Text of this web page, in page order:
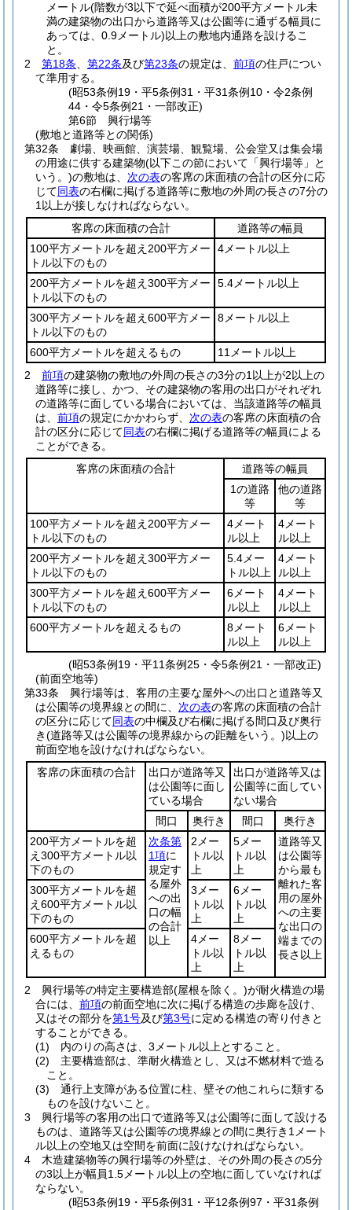
メートル(階数が3以下で延べ面積が200平方メートル未
満の建築物の出口から道路等又は公園等に通ずる幅員に
あっては、0.9メートル)以上の敷地内通路を設けるこ
と。
2
第18条 第22条及び第23条の規定は、 前項の住戸につい
て準用する。
(昭53条例19・平5条例31・平31条例10・令2条例
44・令5条例21・一部改正)
第6節
興行場等
(敷地と道路等との関係)
第32条
劇場、映画館、演芸場、観覧場、公会堂又は集会場
の用途に供する建築物(以下この節において「興行場等」と
いう。)の敷地は、 次の表の客席の床面積の合計の区分に応
じて同表の右欄に掲げる道路等に敷地の外周の長さの7分の
1以上が接しなければならない。
客席の床面積の合計
道路等の幅員
100平方メートルを超え200平方メー
トル以下のもの
4メートル以上
200平方メートルを超え300平方メー
トル以下のもの
5.4メートル以上
300平方メートルを超え600平方メー
トル以下のもの
8メートル以上
600平方メートルを超えるもの
11メートル以上
2
前項の建築物の敷地の外周の長さの3分の1以上が2以上の
道路等に接し、かつ、その建築物の客用の出口がそれぞれ
の道路等に面している場合においては、当該道路等の幅員
は、 前項の規定にかかわらず、 次の表の客席の床面積の合
計の区分に応じて同表の右欄に掲げる道路等の幅員による
ことができる。
客席の床面積の合計
道路等の幅員
1の道路
等
他の道路
等
100平方メートルを超え200平方メー
トル以下のもの
4メート
ル以上
4メート
ル以上
200平方メートルを超え300平方メー
トル以下のもの
5.4メー
トル以上
4メート
ル以上
300平方メートルを超え600平方メー
トル以下のもの
6メート
ル以上
4メート
ル以上
600平方メートルを超えるもの
8メート
ル以上
6メート
ル以上
(昭53条例19・平11条例25・令5条例21・一部改正)
(前面空地等)
第33条
興行場等は、客用の主要な屋外への出口と道路等又
は公園等の境界線との間に、 次の表の客席の床面積の合計
の区分に応じて同表の中欄及び右欄に掲げる間口及び奥行
き(道路等又は公園等の境界線からの距離をいう。)以上の
前面空地を設けなければならない。
客席の床面積の合計
出口が道路等又
は公園等に面し
ている場合
出口が道路等又は
公園等に面してい
ない場合
間口
奥行き 間口
奥行き
200平方メートルを超
え300平方メートル以
下のもの
次条第
1項に
規定す
る屋外
への出
口の幅
の合計
以上
2メー
トル以
上
5メー
トル以
上
道路等又
は公園等
から最も
離れた客
用の屋外
への主要
な出口の
端までの
長さ以上
300平方メートルを超
え600平方メートル以
下のもの
3メー
トル以
上
6メー
トル以
上
600平方メートルを超
えるもの
4メー
トル以
上
8メー
トル以
上
2
興行場等の特定主要構造部(屋根を除く。)が耐火構造の場
合には、 前項の前面空地に次に掲げる構造の歩廊を設け、
又はその部分を第1号及び第3号に定める構造の寄り付きと
することができる。
(1)
内のりの高さは、3メートル以上とすること。
(2)
主要構造部は、準耐火構造とし、又は不燃材料で造る
こと。
(3)
通行上支障がある位置に柱、壁その他これらに類する
ものを設けないこと。
3
興行場等の客用の出口で道路等又は公園等に面して設ける
ものは、道路等又は公園等の境界線との間に奥行き1メート
ル以上の空地又は空間を前面に設けなければならない。
4
木造建築物等の興行場等の外壁は、その外周の長さの5分
の3以上が幅員1.5メートル以上の空地に面していなければ
ならない。
(昭53条例19・平5条例31・平12条例97・平31条例